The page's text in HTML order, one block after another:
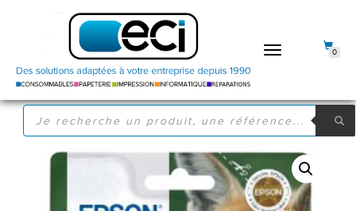
DÉPLIER
RECHERCHE
PRODUITS
0